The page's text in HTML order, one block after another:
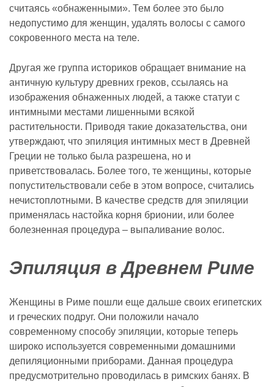
считаясь «обнаженными». Тем более это было
недопустимо для женщин, удалять волосы с самого
сокровенного места на теле.
Другая же группа историков обращает внимание на
античную культуру древних греков, ссылаясь на
изображения обнаженных людей, а также статуи с
интимными местами лишенными всякой
растительности. Приводя такие доказательства, они
утверждают, что эпиляция интимных мест в Древней
Греции не только была разрешена, но и
приветствовалась. Более того, те женщины, которые
попустительствовали себе в этом вопросе, считались
нечистоплотными. В качестве средств для эпиляции
применялась настойка корня брионии, или более
болезненная процедура – выпаливание волос.
Эпиляция в Древнем Риме
Женщины в Риме пошли еще дальше своих египетских
и греческих подруг. Они положили начало
современному способу эпиляции, которые теперь
широко используется современными домашними
депиляционными приборами. Данная процедура
предусмотрительно проводилась в римских банях. В